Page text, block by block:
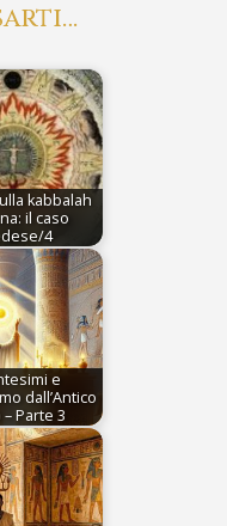
kabbalah
il caso
4
e
dall’Antico
– Parte 3